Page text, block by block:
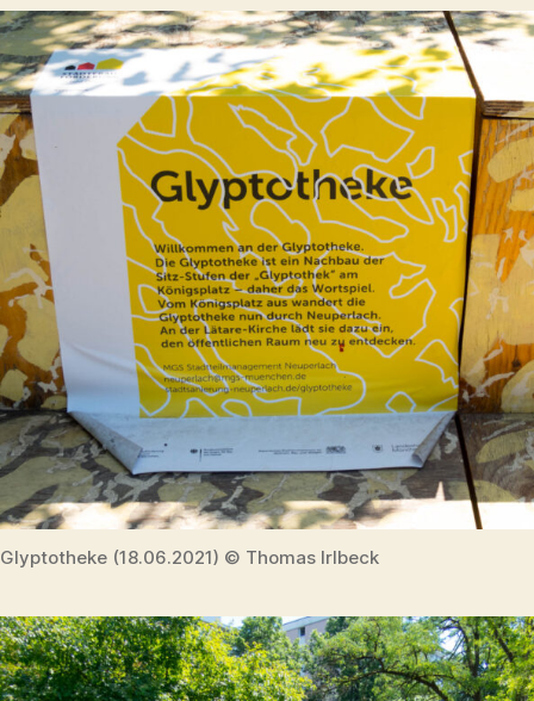
Glyptotheke (18.06.2021) © Thomas Irlbeck